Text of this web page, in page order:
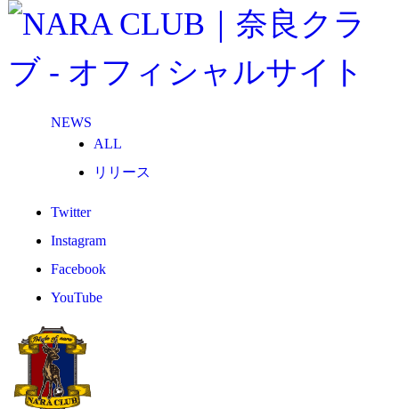
NEWS
ALL
リリース
Twitter
Instagram
Facebook
YouTube